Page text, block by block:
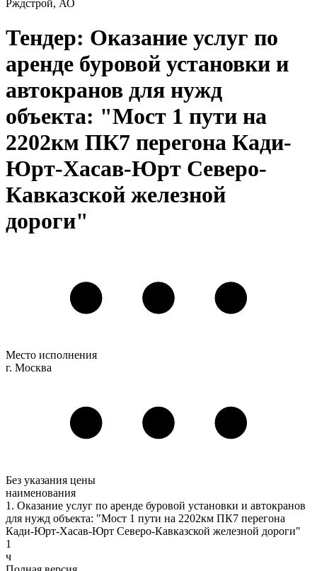
Рждстрой, АО
Тендер: Оказание услуг по
аренде буровой установки и
автокранов для нужд
объекта: "Мост 1 пути на
2202км ПК7 перегона Кади-
Юрт-Хасав-Юрт Северо-
Кавказской железной
дороги"
Место исполнения
г. Москва
Без указания цены
наименования
1. Оказание услуг по аренде буровой установки и автокранов
для нужд объекта: "Мост 1 пути на 2202км ПК7 перегона
Кади-Юрт-Хасав-Юрт Северо-Кавказской железной дороги"
1
ч